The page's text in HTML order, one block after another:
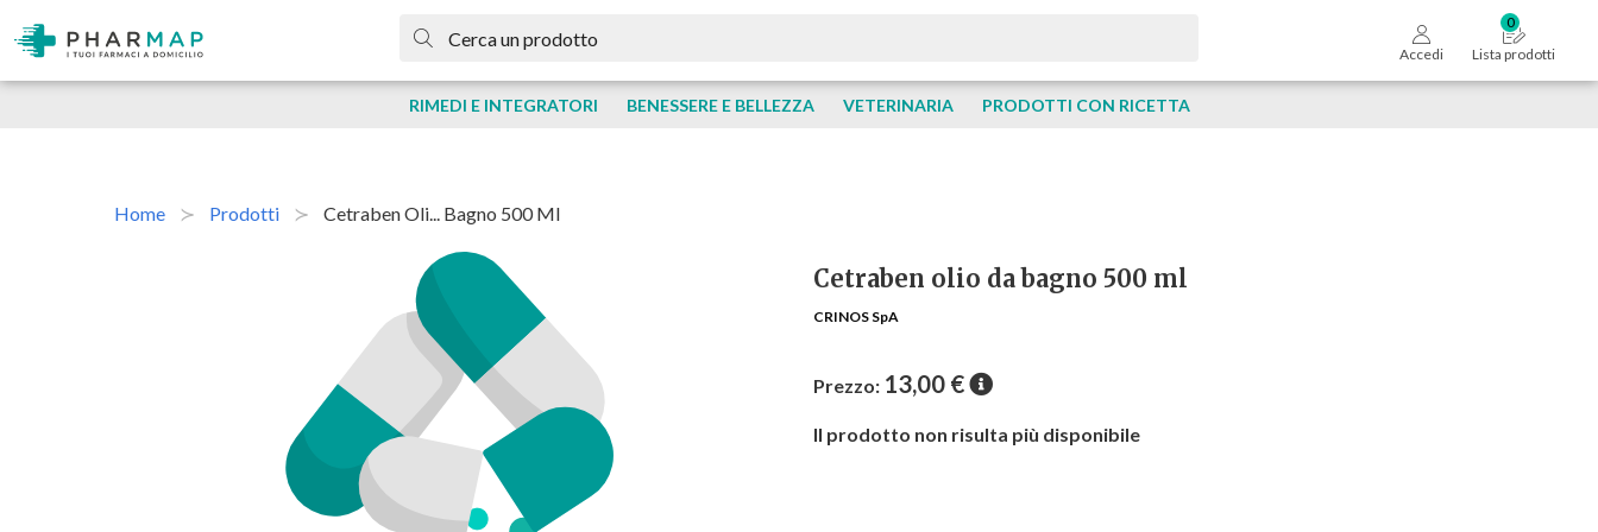
Accedi Lista prodotti
RIMEDI E INTEGRATORI BENESSERE E BELLEZZA VETERINARIA PRODOTTI CON RICETTA
Home Prodotti Cetraben Oli... Bagno 500 Ml
Cetraben olio da bagno 500 ml
CRINOS SpA
Prezzo: 13,00 €
Il prodotto non risulta più disponibile